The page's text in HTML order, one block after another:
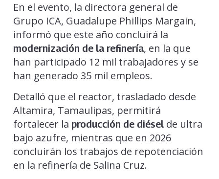
En el evento, la directora general de
Grupo ICA, Guadalupe Phillips Margain,
informó que este año concluirá la
modernización de la refinería, en la que
han participado 12 mil trabajadores y se
han generado 35 mil empleos.
Detalló que el reactor, trasladado desde
Altamira, Tamaulipas, permitirá
fortalecer la producción de diésel de ultra
bajo azufre, mientras que en 2026
concluirán los trabajos de repotenciación
en la refinería de Salina Cruz.